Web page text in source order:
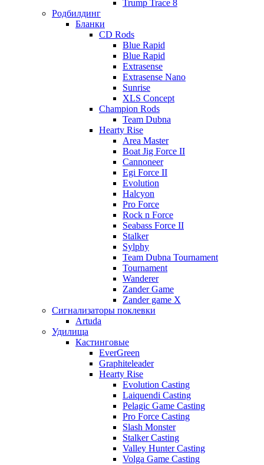
Trump Trace 8
Родбилдинг
Бланки
CD Rods
Blue Rapid
Blue Rapid
Extrasense
Extrasense Nano
Sunrise
XLS Concept
Champion Rods
Team Dubna
Hearty Rise
Area Master
Boat Jig Force II
Cannoneer
Egi Force II
Evolution
Halcyon
Pro Force
Rock n Force
Seabass Force II
Stalker
Sylphy
Team Dubna Tournament
Tournament
Wanderer
Zander Game
Zander game X
Сигнализаторы поклевки
Artuda
Удилища
Кастинговые
EverGreen
Graphiteleader
Hearty Rise
Evolution Casting
Laiquendi Casting
Pelagic Game Casting
Pro Force Casting
Slash Monster
Stalker Casting
Valley Hunter Casting
Volga Game Casting